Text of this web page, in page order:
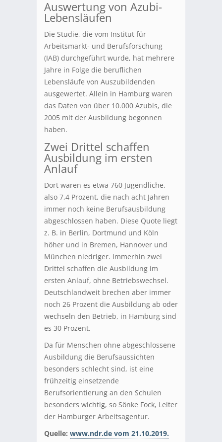
Auswertung von Azubi-
Lebensläufen
Die Studie, die vom Institut für
Arbeitsmarkt- und Berufsforschung
(IAB) durchgeführt wurde, hat mehrere
Jahre in Folge die beruflichen
Lebensläufe von Auszubildenden
ausgewertet. Allein in Hamburg waren
das Daten von über 10.000 Azubis, die
2005 mit der Ausbildung begonnen
haben.
Zwei Drittel schaffen
Ausbildung im ersten
Anlauf
Dort waren es etwa 760 Jugendliche,
also 7,4 Prozent, die nach acht Jahren
immer noch keine Berufsausbildung
abgeschlossen haben. Diese Quote liegt
z. B. in Berlin, Dortmund und Köln
höher und in Bremen, Hannover und
München niedriger. Immerhin zwei
Drittel schaffen die Ausbildung im
ersten Anlauf, ohne Betriebswechsel.
Deutschlandweit brechen aber immer
noch 26 Prozent die Ausbildung ab oder
wechseln den Betrieb, in Hamburg sind
es 30 Prozent.
Da für Menschen ohne abgeschlossene
Ausbildung die Berufsaussichten
besonders schlecht sind, ist eine
frühzeitig einsetzende
Berufsorientierung an den Schulen
besonders wichtig, so Sönke Fock, Leiter
der Hamburger Arbeitsagentur.
Quelle: www.ndr.de vom 21.10.2019.